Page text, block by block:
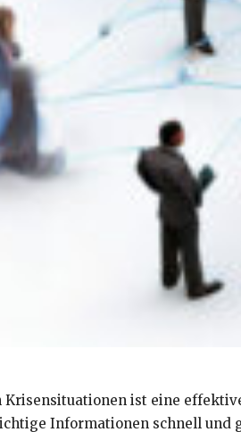
Krisensituationen ist eine
Informationen schnell und